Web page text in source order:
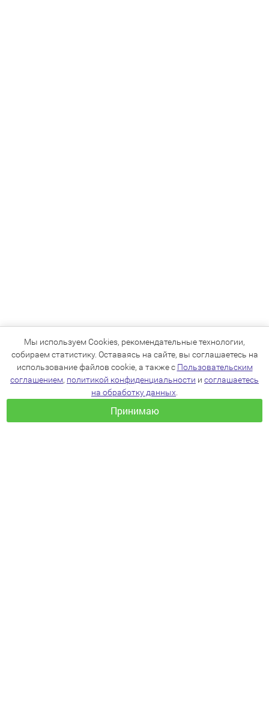
Мы используем Cookies, рекомендательные технологии,
собираем статистику. Оставаясь на сайте, вы соглашаетесь на
использование файлов cookie, а также с Пользовательским
соглашением, политикой конфиденциальности и соглашаетесь
на обработку данных
Принимаю